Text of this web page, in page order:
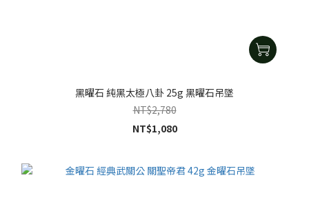
黑曜石 純黑太極八卦 25g 黑曜石吊墜
NT$2,780
NT$1,080